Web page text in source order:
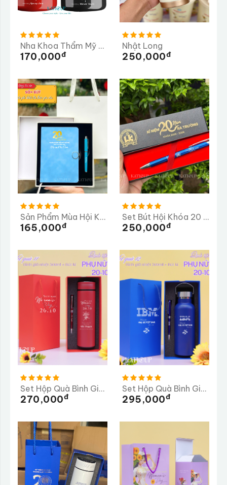
Nha Khoa Thẩm Mỹ Ysmiles
170,000Đ
Nhật Long
250,000Đ
Sản Phẩm Mùa Hội Khóa
165,000Đ
Set Bút Hội Khóa 20 Năm Ra Trường THPT Chuyên Lê Khiết
250,000Đ
Set Hộp Quà Bình Giữ Nhiệt 500ml + Bút Kí
270,000Đ
Set Hộp Quà Bình Giữ Nhiệt 500ml + Bút Kí - Mẫu 2
295,000Đ